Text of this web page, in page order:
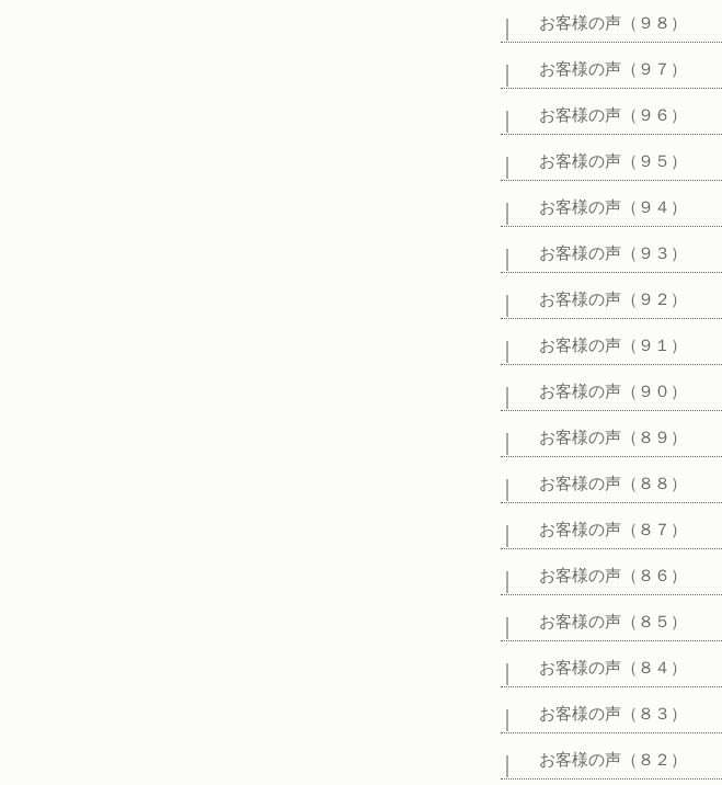
お客様の声（９８）
お客様の声（９７）
お客様の声（９６）
お客様の声（９５）
お客様の声（９４）
お客様の声（９３）
お客様の声（９２）
お客様の声（９１）
お客様の声（９０）
お客様の声（８９）
お客様の声（８８）
お客様の声（８７）
お客様の声（８６）
お客様の声（８５）
お客様の声（８４）
お客様の声（８３）
お客様の声（８２）